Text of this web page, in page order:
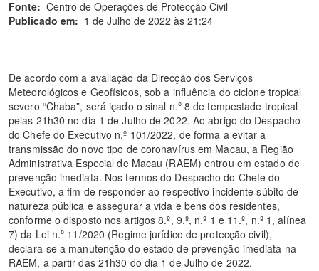
Fonte: Centro de Operações de Protecção Civil
Publicado em: 1 de Julho de 2022 às 21:24
De acordo com a avaliação da Direcção dos Serviços
Meteorológicos e Geofísicos, sob a influência do ciclone tropical
severo “Chaba”, será içado o sinal n.º 8 de tempestade tropical
pelas 21h30 no dia 1 de Julho de 2022. Ao abrigo do Despacho
do Chefe do Executivo n.º 101/2022, de forma a evitar a
transmissão do novo tipo de coronavírus em Macau, a Região
Administrativa Especial de Macau (RAEM) entrou em estado de
prevenção imediata. Nos termos do Despacho do Chefe do
Executivo, a fim de responder ao respectivo incidente súbito de
natureza pública e assegurar a vida e bens dos residentes,
conforme o disposto nos artigos 8.º, 9.º, n.º 1 e 11.º, n.º 1, alínea
7) da Lei n.º 11/2020 (Regime jurídico de protecção civil),
declara-se a manutenção do estado de prevenção imediata na
RAEM, a partir das 21h30 do dia 1 de Julho de 2022.